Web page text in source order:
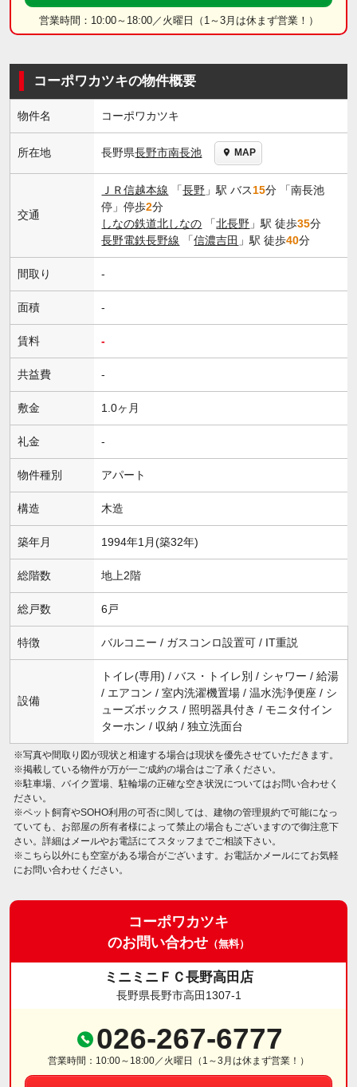
営業時間：10:00～18:00／火曜日（1～3月は休まず営業！）
コーポワカツキの物件概要
物件名 コーポワカツキ
所在地 長野県長野市南長池 MAP
交通
ＪＲ信越本線 「長野 」駅 バス15分 「南長池
停」停歩2分
しなの鉄道北しなの 「北長野 」駅 徒歩35分
長野電鉄長野線 「信濃吉田 」駅 徒歩40分
間取り -
面積 -
賃料 -
共益費 -
敷金 1.0ヶ月
礼金 -
物件種別 アパート
構造 木造
築年月 1994年1月(築32年)
総階数 地上2階
総戸数 6戸
特徴 バルコニー / ガスコンロ設置可 / IT重説
設備
トイレ(専用) / バス・トイレ別 / シャワー / 給湯
/ エアコン / 室内洗濯機置場 / 温水洗浄便座 / シ
ューズボックス / 照明器具付き / モニタ付イン
ターホン / 収納 / 独立洗面台
※写真や間取り図が現状と相違する場合は現状を優先させていただきます。
※掲載している物件が万が一ご成約の場合はご了承ください。
※駐車場、バイク置場、駐輪場の正確な空き状況についてはお問い合わせく
ださい。
※ペット飼育やSOHO利用の可否に関しては、建物の管理規約で可能になっ
ていても、お部屋の所有者様によって禁止の場合もございますので御注意下
さい。詳細はメールやお電話にてスタッフまでご相談下さい。
※こちら以外にも空室がある場合がございます。お電話かメールにてお気軽
にお問い合わせください。
コーポワカツキ
のお問い合わせ （無料）
ミニミニＦＣ長野高田店
長野県長野市高田1307-1
026-267-6777
営業時間：10:00～18:00／火曜日（1～3月は休まず営業！）